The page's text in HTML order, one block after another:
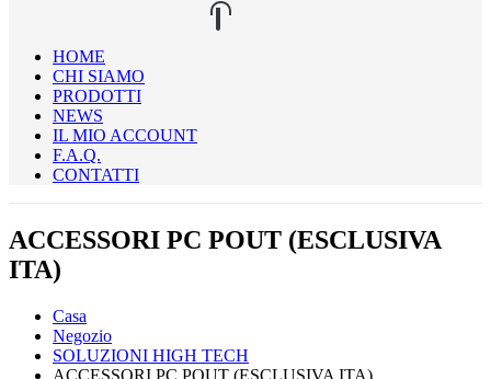
HOME
CHI SIAMO
PRODOTTI
NEWS
IL MIO ACCOUNT
F.A.Q.
CONTATTI
ACCESSORI PC POUT (ESCLUSIVA
ITA)
Casa
Negozio
SOLUZIONI HIGH TECH
ACCESSORI PC POUT (ESCLUSIVA ITA)